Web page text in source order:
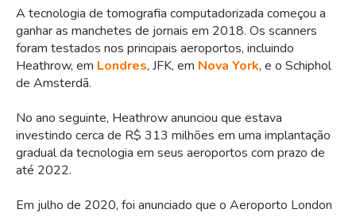
A tecnologia de tomografia computadorizada começou a
ganhar as manchetes de jornais em 2018. Os scanners
foram testados nos principais aeroportos, incluindo
Heathrow, em Londres, JFK, em Nova York, e o Schiphol
de Amsterdã.
No ano seguinte, Heathrow anunciou que estava
investindo cerca de R$ 313 milhões em uma implantação
gradual da tecnologia em seus aeroportos com prazo de
até 2022.
Em julho de 2020, foi anunciado que o Aeroporto London